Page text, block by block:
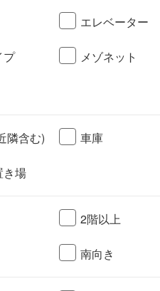
エレベーター
プ メゾネット
隣含む) 車庫
き場
2階以上
南向き